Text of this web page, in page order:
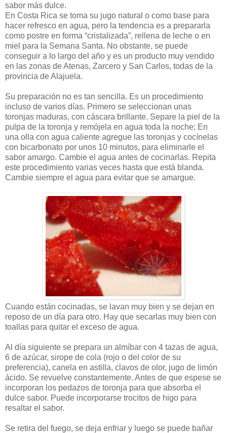
sabor más dulce.
En Costa Rica se toma su jugo natural o como base para
hacer refresco en agua, pero la tendencia es a prepararla
como postre en forma “cristalizada”, rellena de leche o en
miel para la Semana Santa. No obstante, se puede
conseguir a lo largo del año y es un producto muy vendido
en las zonas de Atenas, Zarcero y San Carlos, todas de la
provincia de Alajuela.
Su preparación no es tan sencilla. Es un procedimiento
incluso de varios días. Primero se seleccionan unas
toronjas maduras, con cáscara brillante. Separe la piel de la
pulpa de la toronja y remójela en agua toda la noche; En
una olla con agua caliente agregue las toronjas y cocínelas
con bicarbonato por unos 10 minutos, para eliminarle el
sabor amargo. Cambie el agua antes de cocinarlas. Repita
este procedimiento varias veces hasta que está blanda.
Cambie siempre el agua para evitar que se amargue.
Cuando están cocinadas, se lavan muy bien y se dejan en
reposo de un día para otro. Hay que secarlas muy bien con
toallas para quitar el exceso de agua.
Al día siguiente se prepara un almíbar con 4 tazas de agua,
6 de azúcar, sirope de cola (rojo o del color de su
preferencia), canela en astilla, clavos de olor, jugo de limón
ácido. Se revuelve constantemente. Antes de que espese se
incorporan los pedazos de toronja para que absorba el
dulce sabor. Puede incorporarse trocitos de higo para
resaltar el sabor.
Se retira del fuego, se deja enfriar y luego se puede bañar